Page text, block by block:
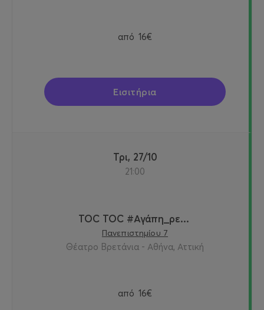
από 16€
Εισιτήρια
Τρι, 27/10
21:00
TOC TOC #Αγάπη_ρε...
Πανεπιστημίου 7
Θέατρο Βρετάνια - Αθήνα, Αττική
από 16€